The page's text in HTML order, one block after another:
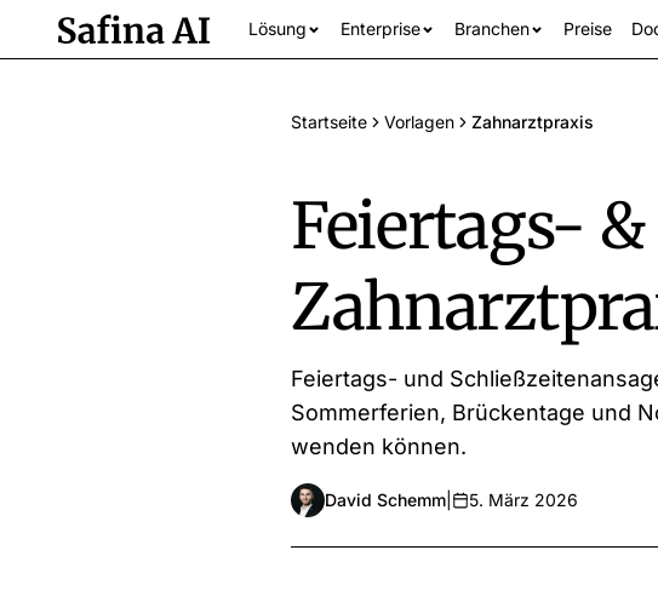
Lösung Enterprise Branchen Preise
Startseite Vorlagen Zahnarztpraxis
Feiertags-
Feiertags- und
Sommerferien, Brückentage und
wenden können.
David Schemm 5. März 2026